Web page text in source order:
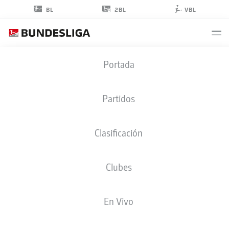
BL 2BL VBL
Portada
Partidos
Clasificación
Clubes
En Vivo